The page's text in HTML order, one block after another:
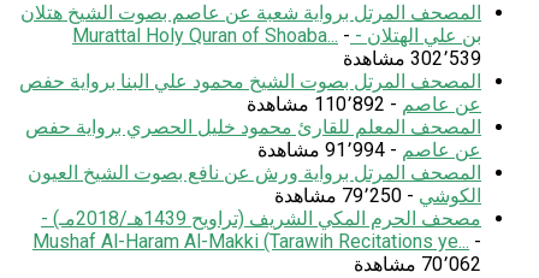
المصحف المرتل برواية شعبة عن عاصم بصوت الشيخ هتلان
بن علي الهتلان - Murattal Holy Quran of Shoaba... -
302٬539 مشاهدة
المصحف المرتل بصوت الشيخ محمود علي البنا برواية حفص
عن عاصم - 110٬892 مشاهدة
المصحف المعلم للقارئ محمود خليل الحصري برواية حفص
عن عاصم - 91٬994 مشاهدة
المصحف المرتل برواية ورش عن نافع بصوت الشيخ العيون
الكوشي - 79٬250 مشاهدة
مصحف الحرم المكي الشريف (تراويح 1439هـ/2018مـ) -
Mushaf Al-Haram Al-Makki (Tarawih Recitations ye... -
70٬062 مشاهدة